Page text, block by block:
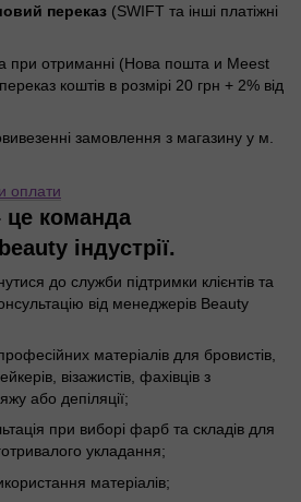
переказ (SWIFT та інші платіжні
при отриманні (Нова пошта и Meest
коштів в розмірі 20 грн + 2% від
замовлення з магазину у м.
оплати
це команда
індустрії.
до служби підтримки клієнтів та
від менеджерів Beauty
матеріалів для бровистів,
візажистів, фахівців з
або депіляції;
при виборі фарб та складів для
укладання;
матеріалів;